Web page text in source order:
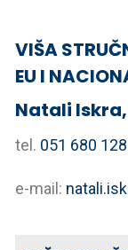
VIŠA
EU I
Natali
tel. 051 680 128
e-mail: